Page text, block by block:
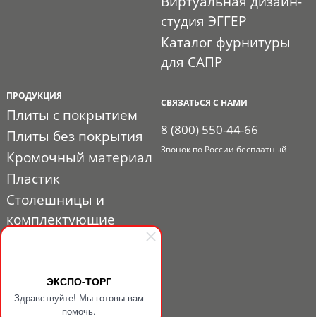
ЭКСПО-ТОРГ
Здравствуйте! Мы готовы вам
помочь.
студия ЭГГЕР
Каталог фурнитуры
для САПР
ПРОДУКЦИЯ
Плиты с покрытием
Плиты без покрытия
Кромочный материал
Пластик
Столешницы и
комплектующие
Расходные материалы
Выставочный профиль
и фурнитура
СВЯЗАТЬСЯ С НАМИ
8 (800) 550-44-66
Звонок по России бесплатный